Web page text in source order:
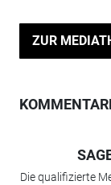
ZUR
Die qualifizierte